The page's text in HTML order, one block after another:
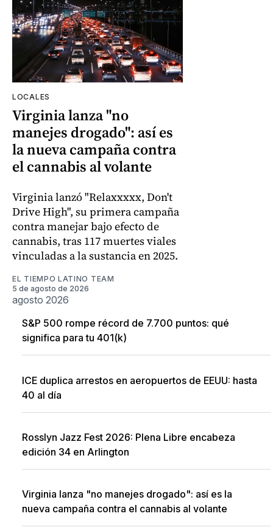
LOCALES
Virginia lanza "no
manejes drogado": así es
la nueva campaña contra
el cannabis al volante
Virginia lanzó "Relaxxxxx, Don't
Drive High", su primera campaña
contra manejar bajo efecto de
cannabis, tras 117 muertes viales
vinculadas a la sustancia en 2025.
EL TIEMPO LATINO TEAM
5 de agosto de 2026
agosto 2026
S&P 500 rompe récord de 7.700 puntos: qué
significa para tu 401(k)
ICE duplica arrestos en aeropuertos de EEUU: hasta
40 al día
Rosslyn Jazz Fest 2026: Plena Libre encabeza
edición 34 en Arlington
Virginia lanza "no manejes drogado": así es la
nueva campaña contra el cannabis al volante